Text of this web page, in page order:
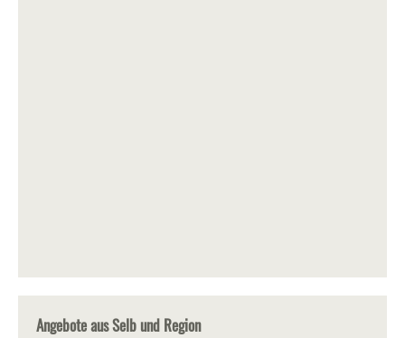
Angebote aus Selb und Region